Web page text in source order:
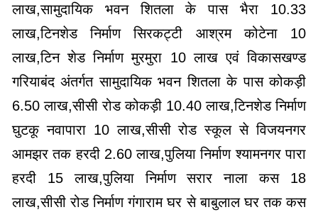
लाख,सामुदायिक भवन शितला के पास भैरा 10.33
लाख,टिनशेड निर्माण सिरकट्टी आश्रम कोटेना 10
लाख,टिन शेड निर्माण मुरमुरा 10 लाख एवं विकासखण्ड
गरियाबंद अंतर्गत सामुदायिक भवन शितला के पास कोकड़ी
6.50 लाख,सीसी रोड कोकड़ी 10.40 लाख,टिनशेड निर्माण
घुटकू नवापारा 10 लाख,सीसी रोड स्कूल से विजयनगर
आमझर तक हरदी 2.60 लाख,पुलिया निर्माण श्यामनगर पारा
हरदी 15 लाख,पुलिया निर्माण सरार नाला कस 18
लाख,सीसी रोड निर्माण गंगाराम घर से बाबुलाल घर तक कस